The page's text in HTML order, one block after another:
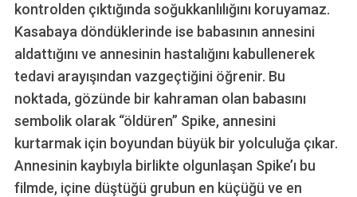
kontrolden çıktığında soğukkanlılığını koruyamaz.
Kasabaya döndüklerinde ise babasının annesini
aldattığını ve annesinin hastalığını kabullenerek
tedavi arayışından vazgeçtiğini öğrenir. Bu
noktada, gözünde bir kahraman olan babasını
sembolik olarak “öldüren” Spike, annesini
kurtarmak için boyundan büyük bir yolculuğa çıkar.
Annesinin kaybıyla birlikte olgunlaşan Spike’ı bu
filmde, içine düştüğü grubun en küçüğü ve en